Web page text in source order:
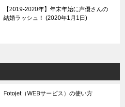
【2019-2020年】年末年始に声優さんの
結婚ラッシュ！
2020年1月1日
Fotojet（WEBサービス）の使い方